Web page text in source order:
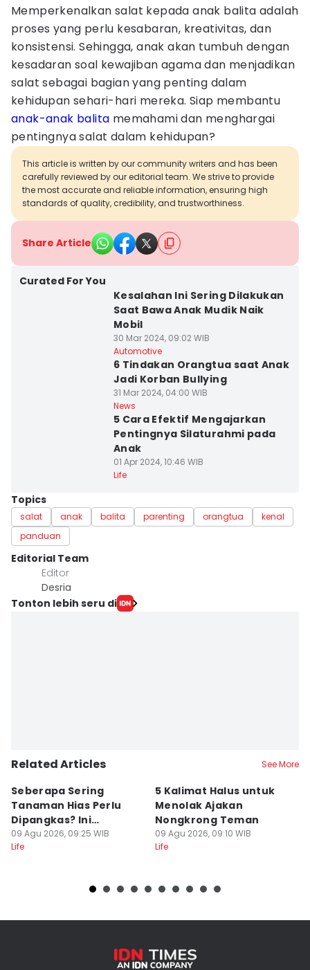
Memperkenalkan salat kepada anak balita adalah
proses yang perlu kesabaran, kreativitas, dan
konsistensi. Sehingga, anak akan tumbuh dengan
kesadaran soal kewajiban agama dan menjadikan
salat sebagai bagian yang penting dalam
kehidupan sehari-hari mereka. Siap membantu
anak-anak balita memahami dan menghargai
pentingnya salat dalam kehidupan?
This article is written by our community writers and has been
carefully reviewed by our editorial team. We strive to provide
the most accurate and reliable information, ensuring high
standards of quality, credibility, and trustworthiness.
Share Article
Curated For You
Kesalahan Ini Sering Dilakukan
Saat Bawa Anak Mudik Naik
Mobil
30 Mar 2024, 09:02 WIB
Automotive
6 Tindakan Orangtua saat Anak
Jadi Korban Bullying
31 Mar 2024, 04:00 WIB
News
5 Cara Efektif Mengajarkan
Pentingnya Silaturahmi pada
Anak
01 Apr 2024, 10:46 WIB
Life
Topics
salat anak balita parenting orangtua
kenal
panduan
Editorial Team
Editor
Desria
Tonton lebih seru di
Related Articles See More
Seberapa Sering
Tanaman Hias Perlu
Dipangkas? Ini
Jawabannya!
09 Agu 2026, 09:25 WIB
Life
5 Kalimat Halus untuk
Menolak Ajakan
Nongkrong Teman
09 Agu 2026, 09:10 WIB
Life